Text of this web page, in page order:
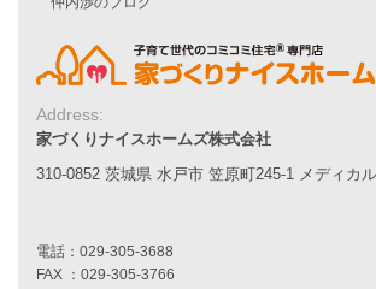
家づくりナイスホームズについて
家づくりへの想い
スタッフ紹介
職人紹介
お知らせ・イベント情報
Address:
家づくりナイスホームズ株式会社
310-0852 茨城県 水戸市 笠原町245-1 メディカ